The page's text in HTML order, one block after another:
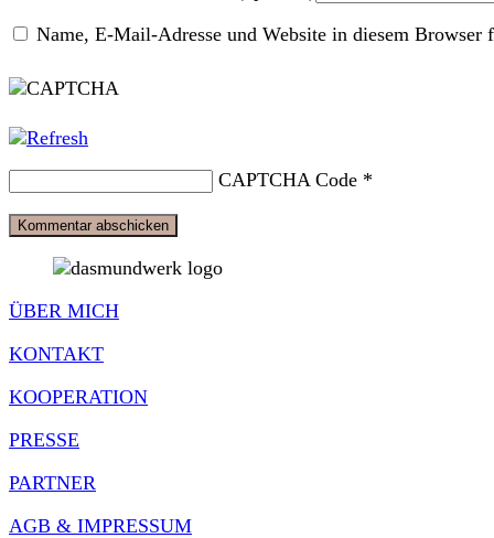
Name, E-Mail-Adresse und Website in diesem Browser
CAPTCHA Code *
ÜBER MICH
KONTAKT
KOOPERATION
PRESSE
PARTNER
AGB & IMPRESSUM